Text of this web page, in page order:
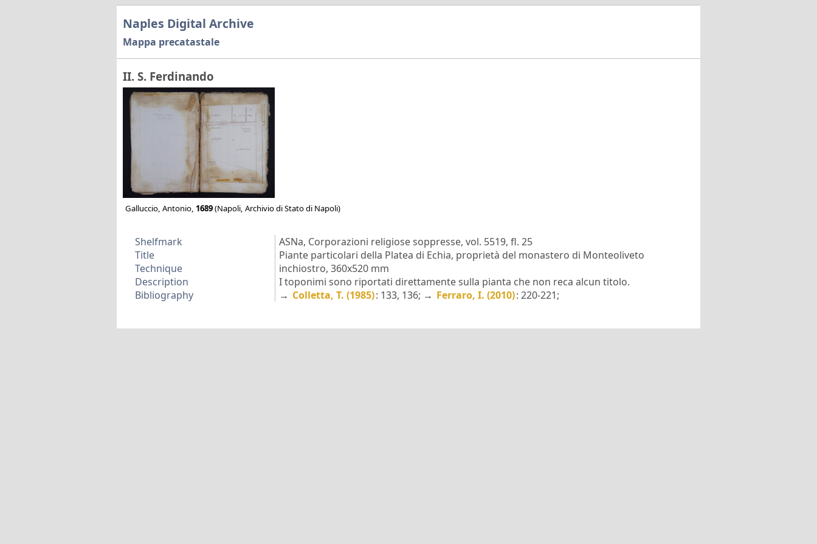
Naples Digital Archive
Mappa precatastale
II. S. Ferdinando
Galluccio, Antonio, 1689(Napoli, Archivio di Stato di Napoli)
Shelfmark
ASNa, Corporazioni religiose soppresse, vol. 5519, fl. 25
Title
Piante particolari della Platea di Echia, proprietà del monastero di Monteoliveto
Technique
inchiostro, 360x520 mm
Description
I toponimi sono riportati direttamente sulla pianta che non reca alcun titolo.
Bibliography
→ Colletta, T. (1985): 133, 136; → Ferraro, I. (2010): 220-221;